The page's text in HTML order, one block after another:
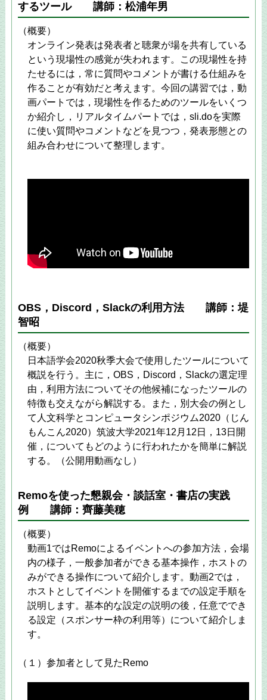
するツール 講師：松浦年男
（概要）
オンライン発表は発表者と聴衆が場を共有している
という現場性の感覚が失われます。この現場性を持
たせるには，常に質問やコメントが書ける仕組みを
作ることが有効だと考えます。今回の講習では，動
画パートでは，現場性を作るためのツールをいくつ
か紹介し，リアルタイムパートでは，sli.doを実際
に使い質問やコメントなどを見つつ，発表形態との
組み合わせについて整理します。
OBS，Discord，Slackの利用方法 講師：堤
智昭
（概要）
日本語学会2020秋季大会で使用したツールについて
概説を行う。主に，OBS，Discord，Slackの選定理
由，利用方法についてその他候補になったツールの
特徴も交えながら解説する。また，別大会の例とし
て人文科学とコンピュータシンポジウム2020（じん
もんこん2020）筑波大学2021年12月12日，13日開
催，についてもどのように行われたかを簡単に解説
する。（公開用動画なし）
Remoを使った懇親会・談話室・書店の実践
例 講師：齊藤美穂
（概要）
動画1ではRemoによるイベントへの参加方法，会場
内の様子，一般参加者ができる基本操作，ホストの
みができる操作について紹介します。動画2では，
ホストとしてイベントを開催するまでの設定手順を
説明します。基本的な設定の説明の後，任意ででき
る設定（スポンサー枠の利用等）について紹介しま
す。
（１）参加者として見たRemo